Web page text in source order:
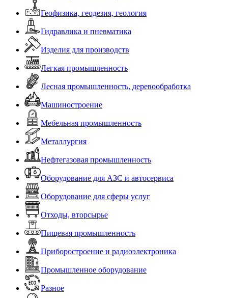
Геофизика, геодезия, геология
Гидравлика и пневматика
Изделия для производств
Легкая промышленность
Лесная промышленность, деревообработка
Машиностроение
Мебельная промышленность
Металлургия
Нефтегазовая промышленность
Оборудование для АЗС и автосервиса
Оборудование для сферы услуг
Отходы, вторсырье
Пищевая промышленность
Приборостроение и радиоэлектроника
Промышленное оборудование
Разное